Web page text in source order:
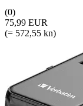
(0)
75,99 EUR
(= 572,55 kn)